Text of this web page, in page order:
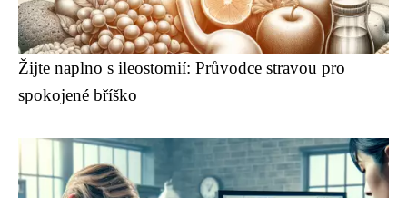
Žijte naplno s ileostomií: Průvodce stravou pro
spokojené bříško